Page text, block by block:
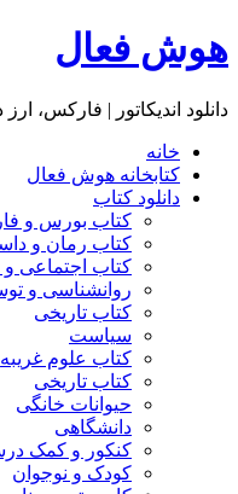
هوش فعال
دانلود اندیکاتور | فارکس،
خانه
کتابخانه هوش فعال
دانلود کتاب
کتاب بورس و
کتاب رمان و
کتاب اجتماعی
روانشناسی و
کتاب تاریخی
سیاست
کتاب علوم غریبه
کتاب تاریخی
حیوانات خانگی
دانشگاهی
کنکور و کمک‌
کودک و نوجوان